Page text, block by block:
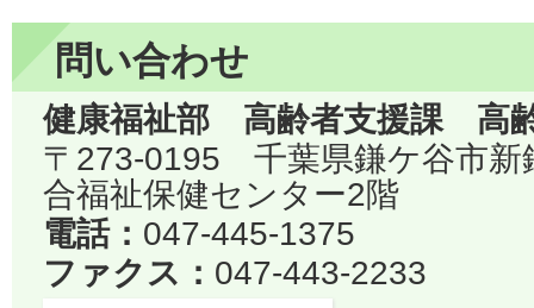
問い合わせ
健康福祉部 高齢者支援課 高
〒273-0195 千葉県鎌ケ谷市
合福祉保健センター2階
電話： 047-445-1375
ファクス： 047-443-2233